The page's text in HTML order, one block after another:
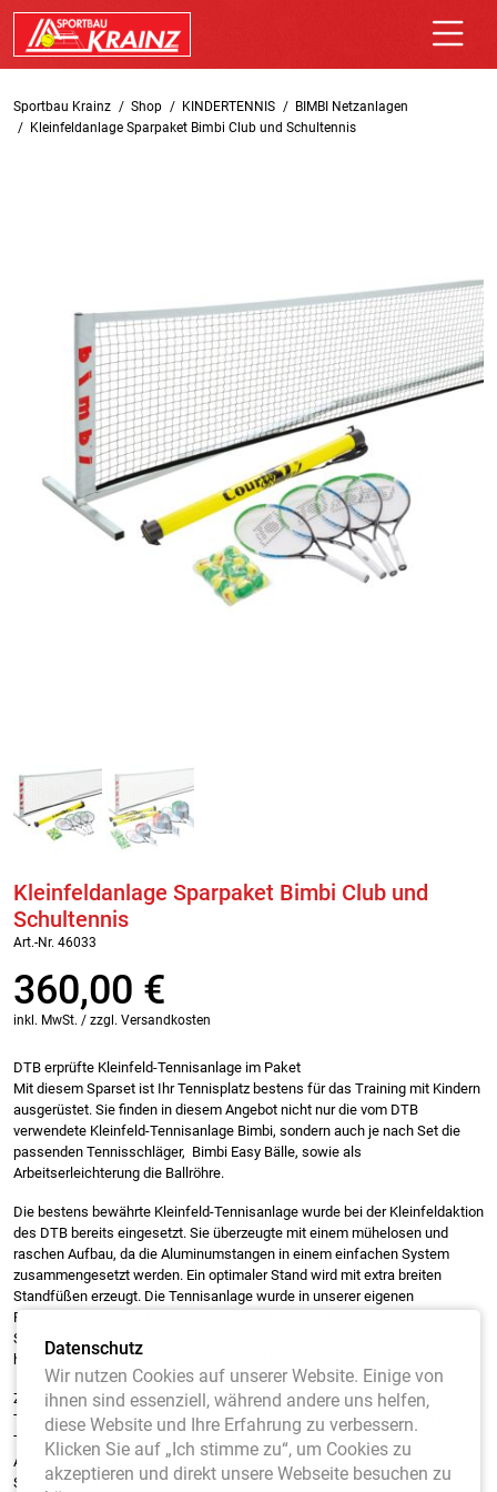
Sportbau Krainz Shop KINDERTENNIS
BIMBI Netzanlagen
Kleinfeldanlage Sparpaket Bimbi Club und Schultennis
Kleinfeldanlage Sparpaket Bimbi Club und
Schultennis
Art.-Nr. 46033
360,00 €
inkl. MwSt. / zzgl. Versandkosten
DTB erprüfte Kleinfeld-Tennisanlage im Paket
Mit diesem Sparset ist Ihr Tennisplatz bestens für das Training mit Kindern
ausgerüstet. Sie finden in diesem Angebot nicht nur die vom DTB
verwendete Kleinfeld-Tennisanlage Bimbi, sondern auch je nach Set die
passenden Tennisschläger, Bimbi Easy Bälle, sowie als
Arbeitserleichterung die Ballröhre.
Die bestens bewährte Kleinfeld-Tennisanlage wurde bei der Kleinfeldaktion
des DTB bereits eingesetzt. Sie überzeugte mit einem mühelosen und
raschen Aufbau, da die Aluminumstangen in einem einfachen System
zusammengesetzt werden. Ein optimaler Stand wird mit extra breiten
Standfüßen erzeugt. Die Tennisanlage wurde in unserer eigenen
Produktion so hergestellt, dass sich das Netz durch ein
Selbstspannsystem genau richtig spannt. Die Maße der Kleinfeldanlage
haben das offiziele Maß des DTB von 6,10 m x 0,85 m.
Zusätzlich zur Kleinfeldanlage erhalten Sie im Bimbi Club Paket: 4
Tennisschläger in der Länge von 64 cm und einem Gewicht von 220 g. Der
Tennisschläger ist perfekt für das Alter von 8-12 Jahren ausgelegt.
Außerdem sind 16 unserer Tennisbälle Bimbi Easy, als absolutes
Spitzenprodukt und vom ITF zugelassen, im Paket enthalten. Die um 40%
Datenschutz
Wir nutzen Cookies auf unserer Website. Einige von
ihnen sind essenziell, während andere uns helfen,
diese Website und Ihre Erfahrung zu verbessern.
Klicken Sie auf „Ich stimme zu“, um Cookies zu
akzeptieren und direkt unsere Webseite besuchen zu